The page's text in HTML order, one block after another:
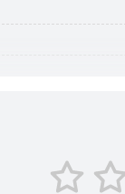
выпуск
в соответствии со